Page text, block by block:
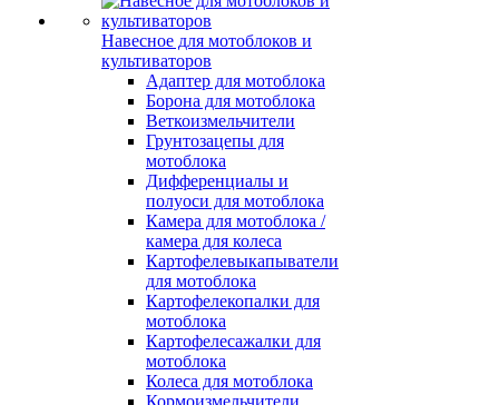
Навесное для мотоблоков и
культиваторов
Адаптер для мотоблока
Борона для мотоблока
Веткоизмельчители
Грунтозацепы для
мотоблока
Дифференциалы и
полуоси для мотоблока
Камера для мотоблока /
камера для колеса
Картофелевыкапыватели
для мотоблока
Картофелекопалки для
мотоблока
Картофелесажалки для
мотоблока
Колеса для мотоблока
Кормоизмельчители